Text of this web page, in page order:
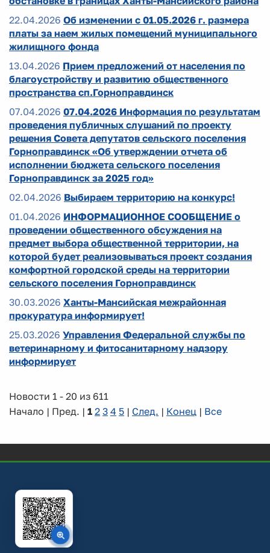
22.04.2026 Об изменении с 01.05.2026 г. размера
платы за наем жилых помещений муниципального
жилищного фонда
13.04.2026 Прием предложений от населения по
благоустройству и развитию общественного
пространства сп.Горноправдинск
07.04.2026 07.04.2026 Информация по результатам
проведения публичных слушаний по проекту
решения Совета депутатов сельского поселения
Горноправдинск «Об утверждении отчета об
исполнении бюджета сельского поселения
Горноправдинск за 2025 год»
02.04.2026 Выбираем территорию на конкурс!
01.04.2026 ИНФОРМАЦИОННОЕ СООБЩЕНИЕ о
проведении общественного обсуждения на
предмет выбора общественной территории, на
которой будет реализовываться проект создания
комфортной городской среды на территории
сельского поселения Горноправдинск
30.03.2026 Ханты-Мансийская межрайонная
прокуратура информирует!
25.03.2026 Управления Федеральной службы по
ветеринарному и фитосанитарному надзору
информирует
Новости 1 - 20 из 611
Начало | Пред. | 1 2 3 4 5 | След. | Конец | Все